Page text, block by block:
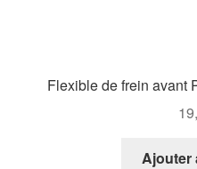
Flexible de frein avant
Ajouter